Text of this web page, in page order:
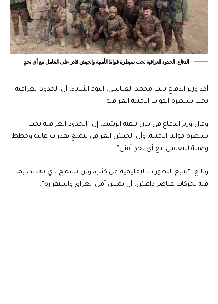
الدفاع: الحدود العراقية تحت سيطرة قواتنا الأمنية والجيش قادر على التعامل مع أي تحدٍ
أكد وزير الدفاع ثابت محمد العباسي، اليوم الثلاثاء، أن الحدود العراقية
تحت سيطرة القوات الأمنية العراقية.
وقال وزير الدفاع في بيان تلقته الرشيد، إن “الحدود العراقية تحت
سيطرة قواتنا الأمنية، وأن الجيش العراقي يتمتع بقدرات عالية وخطط
رصينة للتعامل مع أي تحدٍ أمني”.
وتابع: “نتابع التطورات الإقليمية عن كثب، ولن نسمح لأي تهديد، بما
فيه تحركات عناصر داعش، أن يمس أمن العراق واستقراره”.